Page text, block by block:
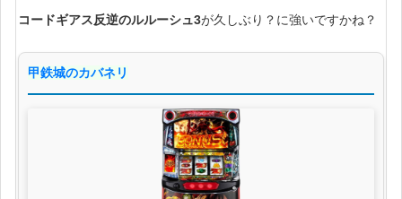
コードギアス反逆のルルーシュ3が久しぶり？に強いですかね？
甲鉄城のカバネリ